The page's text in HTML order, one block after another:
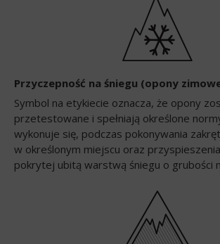
Przyczepność na śniegu (opony
Symbol na etykiecie oznacza, że opony
przetestowane i spełniają określone
wykonuje się, podczas pokonywania
w określonym miejscu oraz
pokrytej ubitą warstwą śniegu o grubości